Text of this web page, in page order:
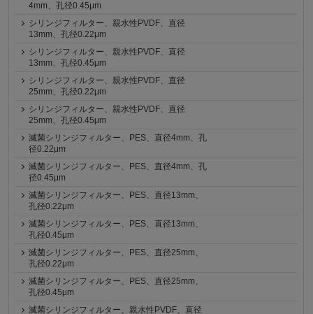
4mm、孔径0.45μm
シリンジフィルター、親水性PVDF、直径
13mm、孔径0.22μm
シリンジフィルター、親水性PVDF、直径
13mm、孔径0.45μm
シリンジフィルター、親水性PVDF、直径
25mm、孔径0.22μm
シリンジフィルター、親水性PVDF、直径
25mm、孔径0.45μm
滅菌シリンジフィルター、PES、直径4mm、孔
径0.22μm
滅菌シリンジフィルター、PES、直径4mm、孔
径0.45μm
滅菌シリンジフィルター、PES、直径13mm、
孔径0.22μm
滅菌シリンジフィルター、PES、直径13mm、
孔径0.45μm
滅菌シリンジフィルター、PES、直径25mm、
孔径0.22μm
滅菌シリンジフィルター、PES、直径25mm、
孔径0.45μm
滅菌シリンジフィルター、親水性PVDF、直径